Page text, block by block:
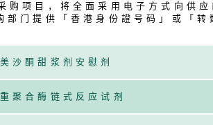
购项目，将全面采用电子方式向供
部门提供「香港身份證号码」或「转
沙酮甜浆剂安慰剂
聚合酶链式反应试剂